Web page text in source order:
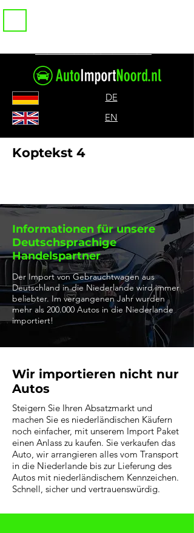
DE
EN
Koptekst 4
Informationen für unsere
Deutschsprachige
Handelspartner
Der Import von Gebrauchtwagen aus
Deutschland in die Niederlande wird immer
beliebter. Im vergangenen Jahr wurden
mehr als 200.000 Autos in die Niederlande
importiert!
Wir importieren nicht nur
Autos
Steigern Sie Ihren Absatzmarkt und
machen Sie es niederländischen Käufern
noch einfacher, mit unserem Import Paket
einen Anlass zu kaufen. Sie verkaufen das
Auto, wir arrangieren alles vom Transport
in die Niederlande bis zur Lieferung des
Autos mit niederländischem Kennzeichen.
Schnell, sicher und vertrauenswürdig.